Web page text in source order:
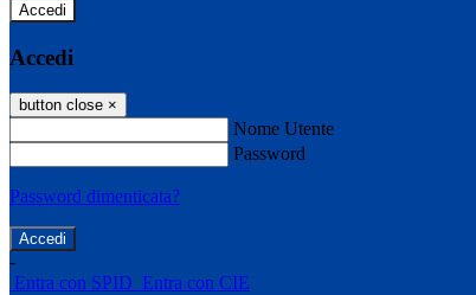
Accedi
Accedi
button close ×
Nome Utente
Password
Password dimenticata?
-
Entra con SPID Entra con CIE